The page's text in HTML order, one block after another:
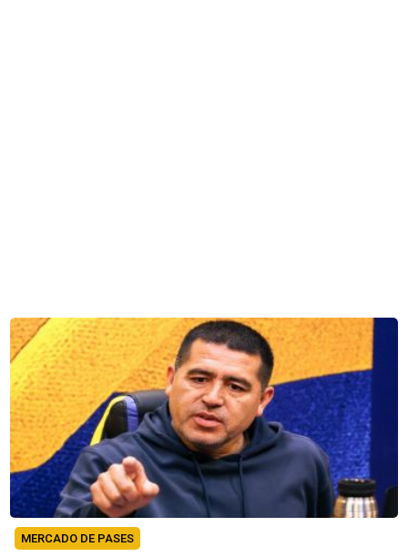
MERCADO DE PASES